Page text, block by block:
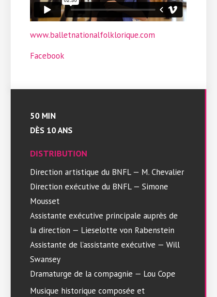
www.balletnationalfolklorique.com
Facebook
50 MIN
DÈS 10 ANS
DISTRIBUTION
Direction artistique du BNFL — M. Chevalier
Direction exécutive du BNFL — Simone
Mousset
Assistante exécutive principale auprès de
la direction — Lieselotte von Rabenstein
Assistante de l’assistante exécutive — Will
Swansey
Dramaturge de la compagnie — Lou Cope
Musique historique composée et